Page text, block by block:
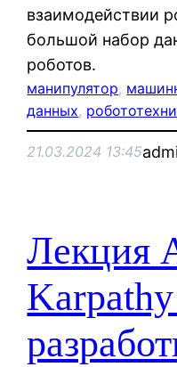
взаимодействии
большой набор
роботов.
манипулятор,
данных,
21.03.2024 13:45
Лекция